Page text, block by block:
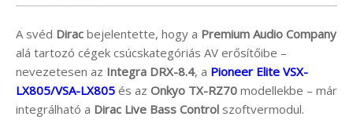
A svéd Dirac bejelentette, hogy a Premium Audio Company
alá tartozó cégek csúcskategóriás AV erősítőibe –
nevezetesen az Integra DRX-8.4, a Pioneer Elite VSX-
LX805/VSA-LX805 és az Onkyo TX-RZ70 modellekbe – már
integrálható a Dirac Live Bass Control szoftvermodul.